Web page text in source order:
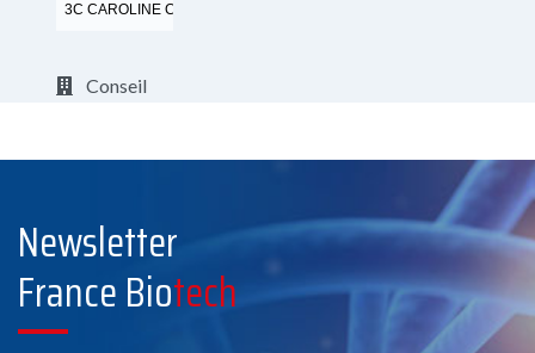
3C CAROLINE COACH CONSEIL
Conseil
Voir la fiche
Newsletter
France Biotech